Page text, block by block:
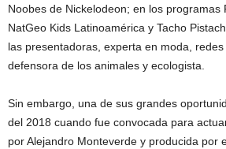
Noobes de Nickelodeon; en los programas
NatGeo Kids Latinoamérica y Tacho
las presentadoras, experta en moda, redes
defensora de los animales y ecologista.
Sin embargo, una de sus grandes
del 2018 cuando fue convocada para
por Alejandro Monteverde y producida por